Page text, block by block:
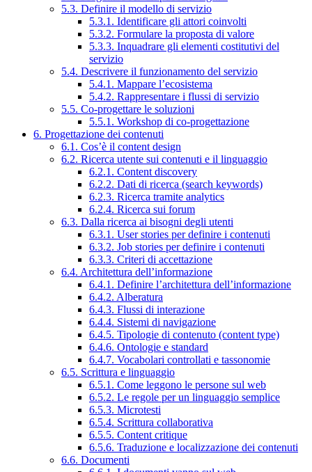
5.3. Definire il modello di servizio
5.3.1. Identificare gli attori coinvolti
5.3.2. Formulare la proposta di valore
5.3.3. Inquadrare gli elementi costitutivi del
servizio
5.4. Descrivere il funzionamento del servizio
5.4.1. Mappare l’ecosistema
5.4.2. Rappresentare i flussi di servizio
5.5. Co-progettare le soluzioni
5.5.1. Workshop di co-progettazione
6. Progettazione dei contenuti
6.1. Cos’è il content design
6.2. Ricerca utente sui contenuti e il linguaggio
6.2.1. Content discovery
6.2.2. Dati di ricerca (search keywords)
6.2.3. Ricerca tramite analytics
6.2.4. Ricerca sui forum
6.3. Dalla ricerca ai bisogni degli utenti
6.3.1. User stories per definire i contenuti
6.3.2. Job stories per definire i contenuti
6.3.3. Criteri di accettazione
6.4. Architettura dell’informazione
6.4.1. Definire l’architettura dell’informazione
6.4.2. Alberatura
6.4.3. Flussi di interazione
6.4.4. Sistemi di navigazione
6.4.5. Tipologie di contenuto (content type)
6.4.6. Ontologie e standard
6.4.7. Vocabolari controllati e tassonomie
6.5. Scrittura e linguaggio
6.5.1. Come leggono le persone sul web
6.5.2. Le regole per un linguaggio semplice
6.5.3. Microtesti
6.5.4. Scrittura collaborativa
6.5.5. Content critique
6.5.6. Traduzione e localizzazione dei contenuti
6.6. Documenti